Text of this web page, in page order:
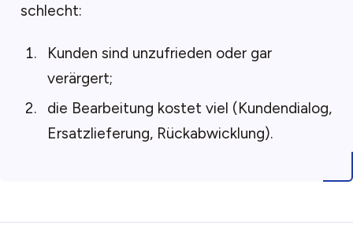
schlecht:
Kunden sind unzufrieden oder gar
verärgert;
die Bearbeitung kostet viel (Kundendialog,
Ersatzlieferung, Rückabwicklung).